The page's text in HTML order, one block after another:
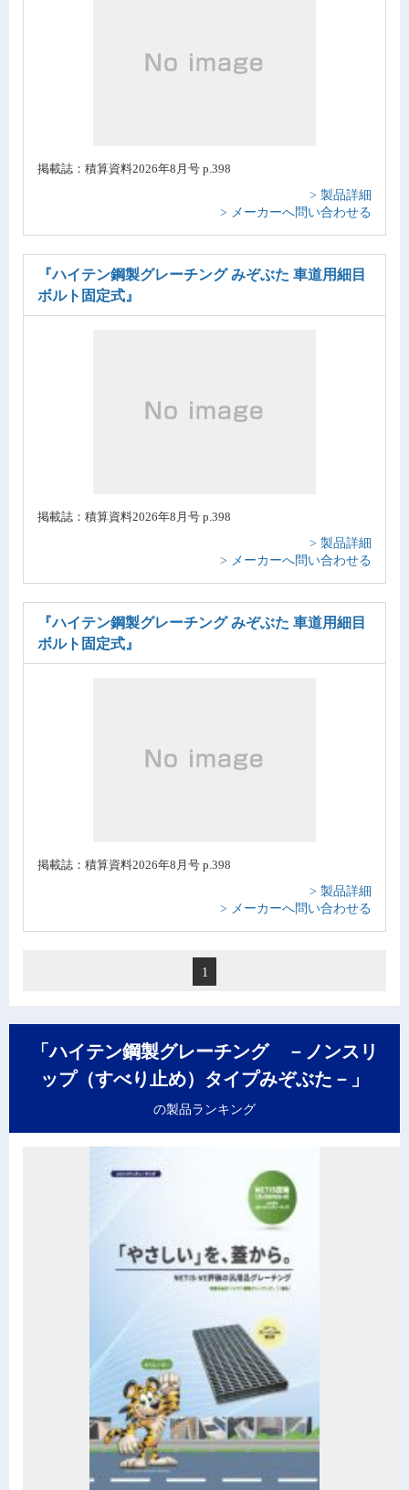
掲載誌：積算資料2026年8月号 p.398
> 製品詳細
> メーカーへ問い合わせる
『ハイテン鋼製グレーチング みぞぶた 車道用細目
ボルト固定式』
掲載誌：積算資料2026年8月号 p.398
> 製品詳細
> メーカーへ問い合わせる
『ハイテン鋼製グレーチング みぞぶた 車道用細目
ボルト固定式』
掲載誌：積算資料2026年8月号 p.398
> 製品詳細
> メーカーへ問い合わせる
1
「ハイテン鋼製グレーチング －ノンスリ
ップ（すべり止め）タイプみぞぶた－」
の製品ランキング